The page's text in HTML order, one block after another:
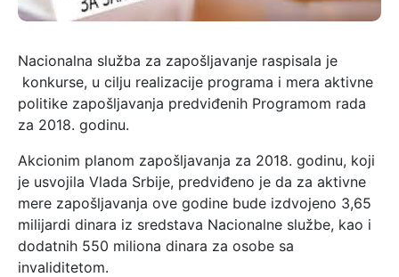
Nacionalna služba za zapošljavanje raspisala je
konkurse, u cilju realizacije programa i mera aktivne
politike zapošljavanja predviđenih Programom rada
za 2018. godinu.
Akcionim planom zapošljavanja za 2018. godinu, koji
je usvojila Vlada Srbije, predviđeno je da za aktivne
mere zapošljavanja ove godine bude izdvojeno 3,65
milijardi dinara iz sredstava Nacionalne službe, kao i
dodatnih 550 miliona dinara za osobe sa
invaliditetom.